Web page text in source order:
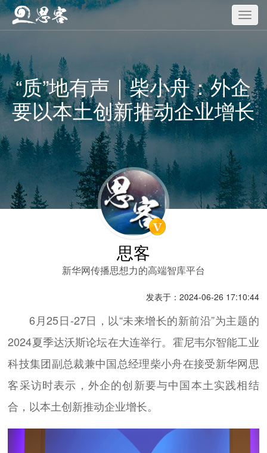
“质”地有声｜柴小舟：外企
要以本土创新推动企业增长
思客
新华网传播思想力的高端智库平台
发表于：2024-06-26 17:10:44
6月25日-27日，以“未来增长的新前沿”为主题的
2024夏季达沃斯论坛在大连举行。霍尼韦尔智能工业
科技集团副总裁兼中国总经理柴小舟在接受新华网思
客采访时表示，外企的创新要与中国本土实践相结
合，以本土创新推动企业增长。